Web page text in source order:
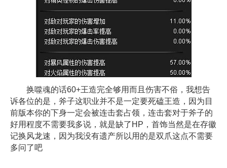
换噬魂的话60+王造完全够用而且伤害不俗，我想告
诉各位的是，斧子这职业并不是一定要死磕王造，因为目
前版本你的下身一定会被连击套占领，连击套对于斧子的
好用程度不需要我多说，就是缺了HP，首饰当然是在存徽
记换风龙速，因为我没有遗产所以用的是双爪这点不需要
多问了吧